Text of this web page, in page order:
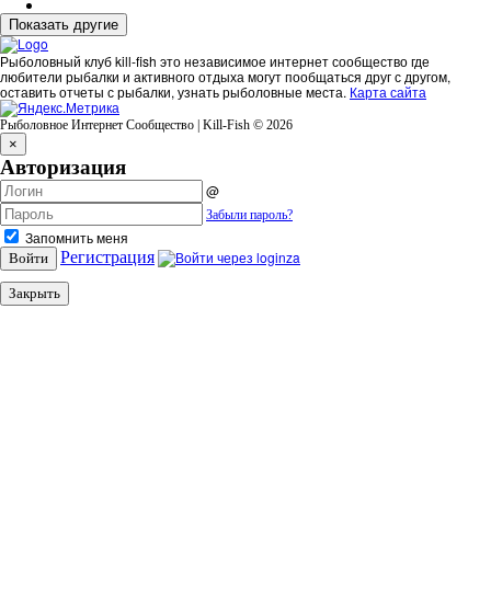
Рыболовный клуб kill-fish это независимое интернет сообщество где
любители рыбалки и активного отдыха могут пообщаться друг с другом,
оставить отчеты с рыбалки, узнать рыболовные места. Карта сайта
Рыболовное Интернет Сообщество | Kill-Fish © 2026
×
Авторизация
@
Забыли пароль?
Запомнить меня
Войти Регистрация
Закрыть